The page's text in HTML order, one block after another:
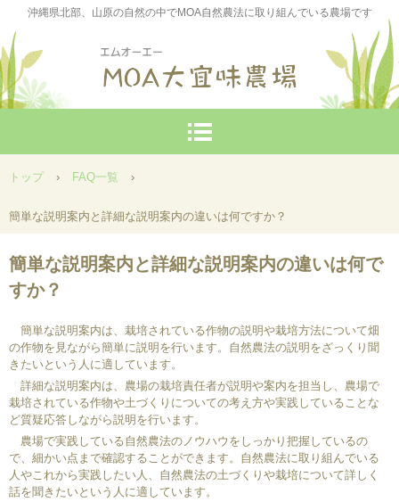
沖縄県北部、山原の自然の中でMOA自然農法に取り組んでいる農場です
トップ › FAQ一覧 ›
簡単な説明案内と詳細な説明案内の違いは何ですか？
簡単な説明案内と詳細な説明案内の違いは何で
すか？
簡単な説明案内は、栽培されている作物の説明や栽培方法について畑
の作物を見ながら簡単に説明を行います。自然農法の説明をざっくり聞
きたいという人に適しています。
詳細な説明案内は、農場の栽培責任者が説明や案内を担当し、農場で
栽培されている作物や土づくりについての考え方や実践していることな
ど質疑応答しながら説明を行います。
農場で実践している自然農法のノウハウをしっかり把握しているの
で、細かい点まで確認することができます。自然農法に取り組んでいる
人やこれから実践したい人、自然農法の土づくりや栽培について詳しく
話を聞きたいという人に適しています。